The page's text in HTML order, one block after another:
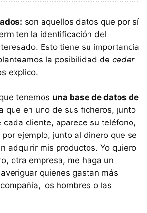
son aquellos datos que por sí
la identificación del
Esto tiene su importancia
la posibilidad de ceder
explico.
tenemos una base de datos de
que en uno de sus ficheros, junto
cada cliente, aparece su teléfono,
ejemplo, junto al dinero que se
adquirir mis productos. Yo quiero
otra empresa, me haga un
quienes gastan más
los hombres o las